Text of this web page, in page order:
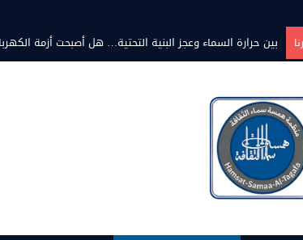
بين حرارة السماء وعجز البنية التحتية… هل أصبحت أزمة